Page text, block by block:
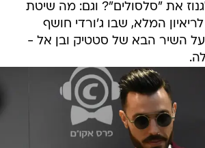
את "סלסולים"? וגם: מה שיטת
המלא, שבו ג'ורדי חושף
השיר הבא של סטטיק ובן אל -